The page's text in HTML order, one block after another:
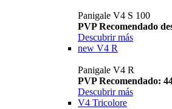
Panigale V4 S 100
PVP Recomendado
Descubrir más
new V4 R
Panigale V4 R
PVP Recomendado:
Descubrir más
V4 Tricolore